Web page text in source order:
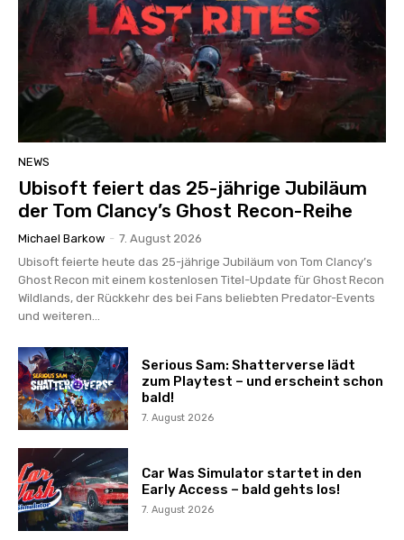
NEWS
Ubisoft feiert das 25-jährige Jubiläum
der Tom Clancy’s Ghost Recon-Reihe
Michael Barkow - 7. August 2026
Ubisoft feierte heute das 25-jährige Jubiläum von Tom Clancy’s
Ghost Recon mit einem kostenlosen Titel-Update für Ghost Recon
Wildlands, der Rückkehr des bei Fans beliebten Predator-Events
und weiteren...
Serious Sam: Shatterverse lädt
zum Playtest – und erscheint schon
bald!
7. August 2026
Car Was Simulator startet in den
Early Access – bald gehts los!
7. August 2026